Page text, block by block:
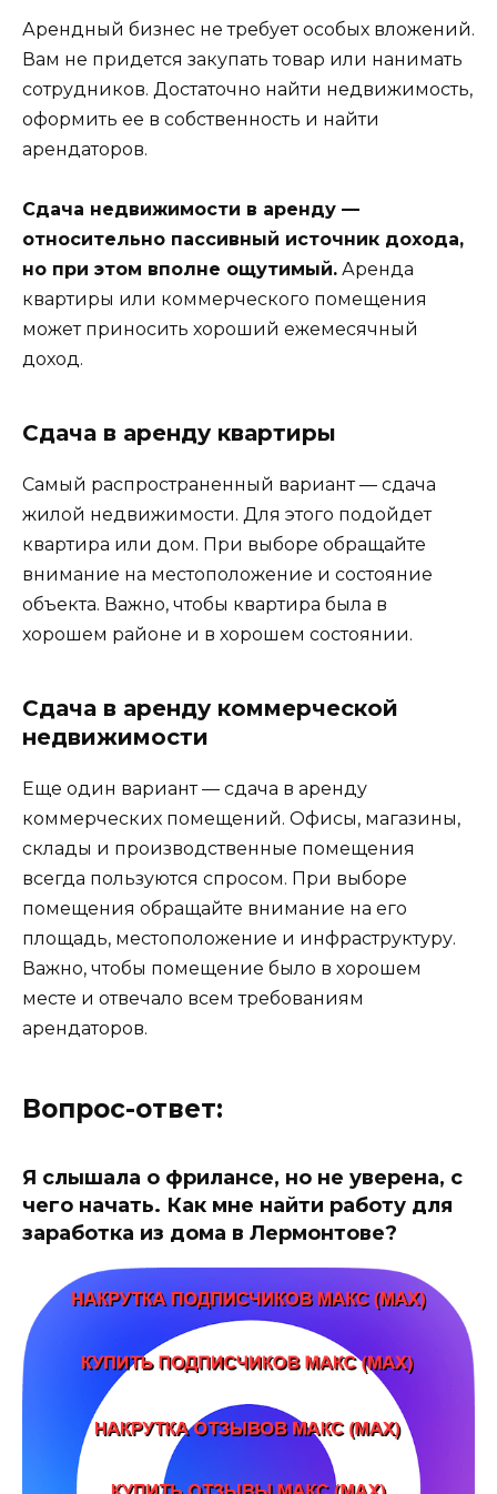
Арендный бизнес не требует особых вложений.
Вам не придется закупать товар или нанимать
сотрудников. Достаточно найти недвижимость,
оформить ее в собственность и найти
арендаторов.
Сдача недвижимости в аренду —
относительно пассивный источник дохода,
но при этом вполне ощутимый. Аренда
квартиры или коммерческого помещения
может приносить хороший ежемесячный
доход.
Сдача в аренду квартиры
Самый распространенный вариант — сдача
жилой недвижимости. Для этого подойдет
квартира или дом. При выборе обращайте
внимание на местоположение и состояние
объекта. Важно, чтобы квартира была в
хорошем районе и в хорошем состоянии.
Сдача в аренду коммерческой
недвижимости
Еще один вариант — сдача в аренду
коммерческих помещений. Офисы, магазины,
склады и производственные помещения
всегда пользуются спросом. При выборе
помещения обращайте внимание на его
площадь, местоположение и инфраструктуру.
Важно, чтобы помещение было в хорошем
месте и отвечало всем требованиям
арендаторов.
Вопрос-ответ:
Я слышала о фрилансе, но не уверена, с
чего начать. Как мне найти работу для
заработка из дома в Лермонтове?